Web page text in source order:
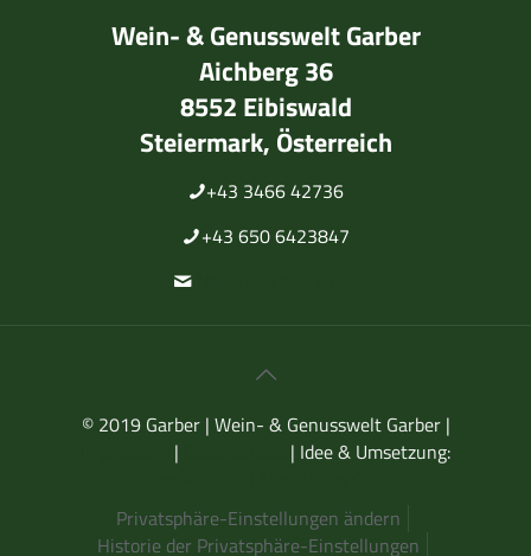
Wein- & Genusswelt Garber
Aichberg 36
8552 Eibiswald
Steiermark, Österreich
+43 3466 42736
+43 650 6423847
© 2019 Garber | Wein- & Genusswelt Garber |
|
| Idee & Umsetzung:
Privatsphäre-Einstellungen ändern
Historie der Privatsphäre-Einstellungen